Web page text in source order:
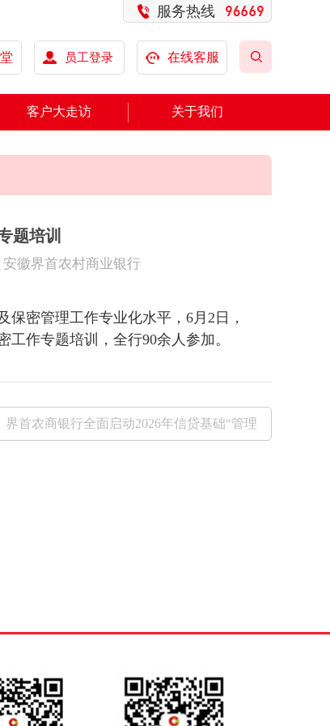
服务热线
员工登录 在线客服
客户大走访 关于我们
题培训
徽界首农村商业银行
保密管理工作专业化水平， 6月2日，
作专题培训，全行90余人参加。
界首农商银行全面启动2026年信贷基础“管理